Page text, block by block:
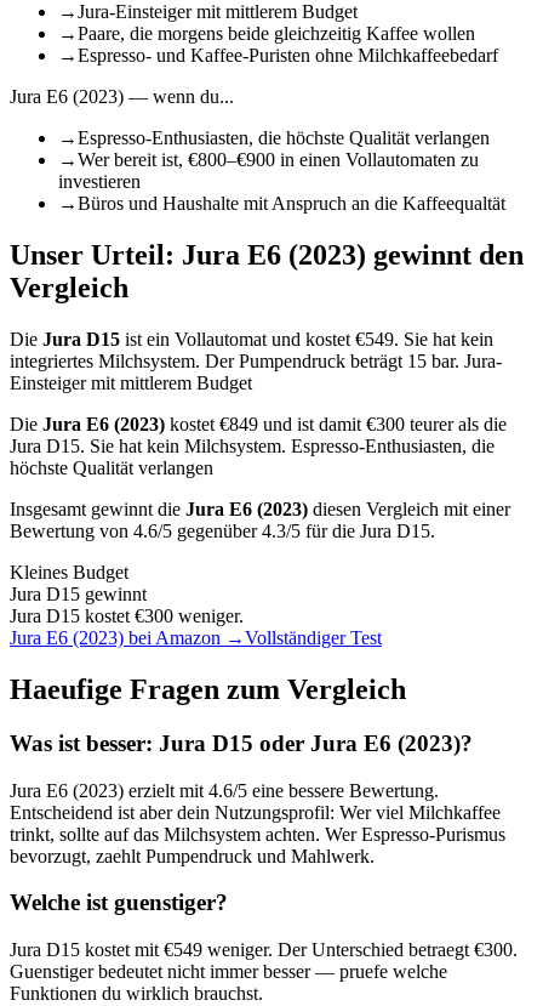
→Jura-Einsteiger mit mittlerem Budget
→Paare, die morgens beide gleichzeitig Kaffee wollen
→Espresso- und Kaffee-Puristen ohne Milchkaffeebedarf
Jura E6 (2023) — wenn du...
→Espresso-Enthusiasten, die höchste Qualität verlangen
→Wer bereit ist, €800–€900 in einen Vollautomaten zu
investieren
→Büros und Haushalte mit Anspruch an die Kaffeequaltät
Unser Urteil: Jura E6 (2023) gewinnt den
Vergleich
Die Jura D15 ist ein Vollautomat und kostet €549. Sie hat kein
integriertes Milchsystem. Der Pumpendruck beträgt 15 bar. Jura-
Einsteiger mit mittlerem Budget
Die Jura E6 (2023) kostet €849 und ist damit €300 teurer als die
Jura D15. Sie hat kein Milchsystem. Espresso-Enthusiasten, die
höchste Qualität verlangen
Insgesamt gewinnt die Jura E6 (2023) diesen Vergleich mit einer
Bewertung von 4.6/5 gegenüber4.3/5 für die Jura D15.
Kleines Budget
Jura D15 gewinnt
Jura D15 kostet €300 weniger.
Jura E6 (2023) bei Amazon →Vollständiger Test
Haeufige Fragen zum Vergleich
Was ist besser: Jura D15 oder Jura E6 (2023)?
Jura E6 (2023) erzielt mit 4.6/5 eine bessere Bewertung.
Entscheidend ist aber dein Nutzungsprofil: Wer viel Milchkaffee
trinkt, sollte auf das Milchsystem achten. Wer Espresso-Purismus
bevorzugt, zaehlt Pumpendruck und Mahlwerk.
Welche ist guenstiger?
Jura D15 kostet mit €549 weniger. Der Unterschied betraegt €300.
Guenstiger bedeutet nicht immer besser — pruefe welche
Funktionen du wirklich brauchst.